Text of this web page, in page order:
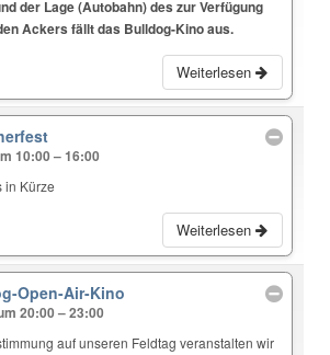
der Lage (Autobahn) des zur Verfügung
Ackers fällt das Bulldog-Kino aus.
Weiterlesen
10:00 – 16:00
in Kürze
Weiterlesen
Open-Air-Kino
20:00 – 23:00
auf unseren Feldtag veranstalten wir